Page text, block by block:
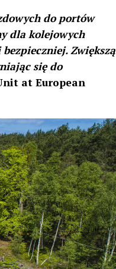
do portów
dla kolejowych
Zwiększą
się do
at European